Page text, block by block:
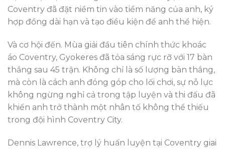
Coventry đã đặt niềm tin vào tiềm năng của anh, ký
hợp đồng dài hạn và tạo điều kiện để anh thể hiện.
Và cơ hội đến. Mùa giải đầu tiên chính thức khoác
áo Coventry, Gyokeres đã tỏa sáng rực rỡ với 17 bàn
thắng sau 45 trận. Không chỉ là số lượng bàn thắng,
mà còn là cách anh đóng góp cho lối chơi, sự nỗ lực
không ngừng nghỉ cả trong tập luyện và thi đấu đã
khiến anh trở thành một nhân tố không thể thiếu
trong đội hình Coventry City.
Dennis Lawrence, trợ lý huấn luyện tại Coventry giai